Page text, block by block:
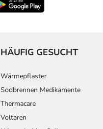
HÄUFIG GESUCHT
Wärmepflaster
Sodbrennen Medikamente
Thermacare
Voltaren